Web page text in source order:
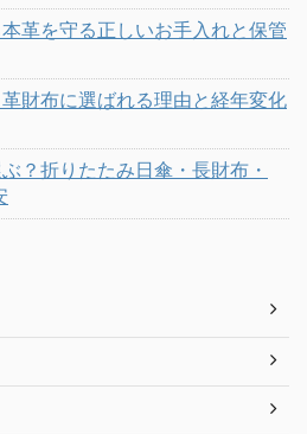
革を守る正しいお手入れと保管
財布に選ばれる理由と経年変化
？折りたたみ日傘・長財布・